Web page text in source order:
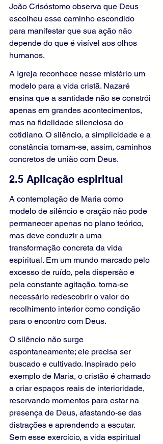
João Crisóstomo observa que Deus
escolheu esse caminho escondido
para manifestar que sua ação não
depende do que é visível aos olhos
humanos.
A Igreja reconhece nesse mistério um
modelo para a vida cristã. Nazaré
ensina que a santidade não se constrói
apenas em grandes acontecimentos,
mas na fidelidade silenciosa do
cotidiano. O silêncio, a simplicidade e a
constância tornam-se, assim, caminhos
concretos de união com Deus.
2.5 Aplicação espiritual
A contemplação de Maria como
modelo de silêncio e oração não pode
permanecer apenas no plano teórico,
mas deve conduzir a uma
transformação concreta da vida
espiritual. Em um mundo marcado pelo
excesso de ruído, pela dispersão e
pela constante agitação, torna-se
necessário redescobrir o valor do
recolhimento interior como condição
para o encontro com Deus.
O silêncio não surge
espontaneamente; ele precisa ser
buscado e cultivado. Inspirado pelo
exemplo de Maria, o cristão é chamado
a criar espaços reais de interioridade,
reservando momentos para estar na
presença de Deus, afastando-se das
distrações e aprendendo a escutar.
Sem esse exercício, a vida espiritual